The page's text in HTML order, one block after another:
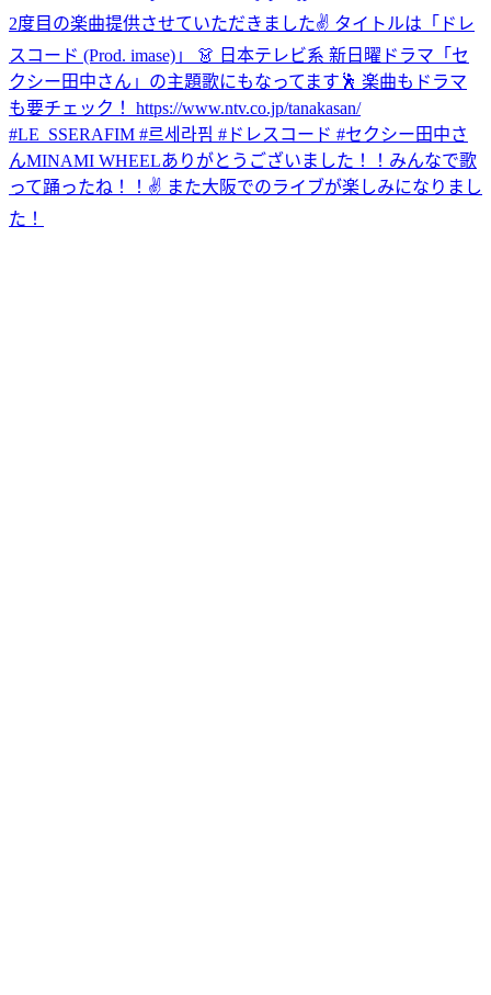
2度目の楽曲提供させていただきました✌️ タイトルは「ドレ
スコード (Prod. imase)」 👗 日本テレビ系 新日曜ドラマ「セ
クシー田中さん」の主題歌にもなってます🕺 楽曲もドラマ
も要チェック！ https://www.ntv.co.jp/tanakasan/
#LE_SSERAFIM #르세라핌 #ドレスコード #セクシー田中さ
んMINAMI WHEELありがとうございました！！みんなで歌
って踊ったね！！✌️ また大阪でのライブが楽しみになりまし
た！